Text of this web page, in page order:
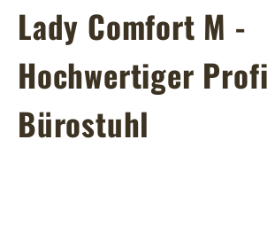
Lady Comfort M -
Hochwertiger Profi
Bürostuhl